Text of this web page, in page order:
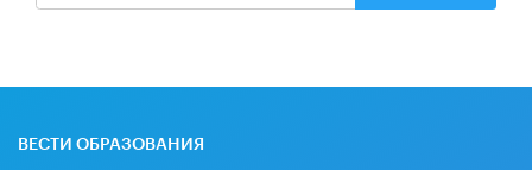
ВЕСТИ ОБРАЗОВАНИЯ